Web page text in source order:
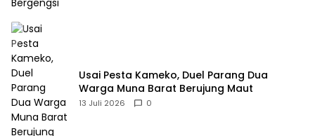
Usai Pesta Kameko, Duel Parang Dua
Warga Muna Barat Berujung Maut
13 Juli 2026 0